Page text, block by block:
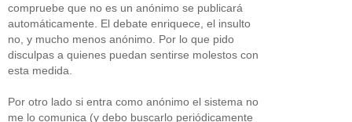
compruebe que no es un anónimo se publicará
automáticamente. El debate enriquece, el insulto
no, y mucho menos anónimo. Por lo que pido
disculpas a quienes puedan sentirse molestos con
esta medida.
Por otro lado si entra como anónimo el sistema no
me lo comunica (y debo buscarlo periódicamente